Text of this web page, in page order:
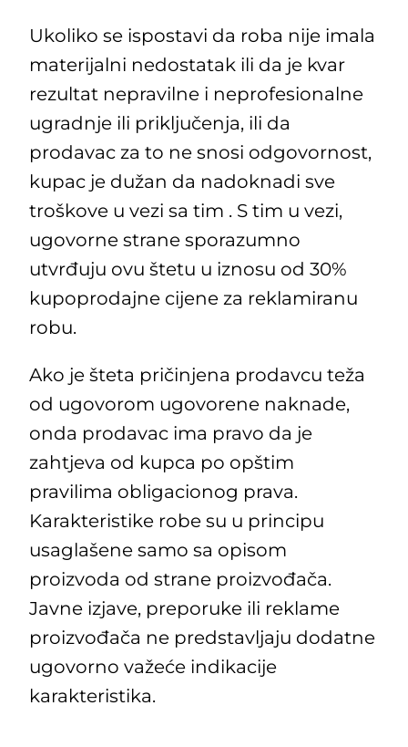
Ukoliko se ispostavi da roba nije imala
materijalni nedostatak ili da je kvar
rezultat nepravilne i neprofesionalne
ugradnje ili priključenja, ili da
prodavac za to ne snosi odgovornost,
kupac je dužan da nadoknadi sve
troškove u vezi sa tim . S tim u vezi,
ugovorne strane sporazumno
utvrđuju ovu štetu u iznosu od 30%
kupoprodajne cijene za reklamiranu
robu.
Ako je šteta pričinjena prodavcu teža
od ugovorom ugovorene naknade,
onda prodavac ima pravo da je
zahtjeva od kupca po opštim
pravilima obligacionog prava.
Karakteristike robe su u principu
usaglašene samo sa opisom
proizvoda od strane proizvođača.
Javne izjave, preporuke ili reklame
proizvođača ne predstavljaju dodatne
ugovorno važeće indikacije
karakteristika.